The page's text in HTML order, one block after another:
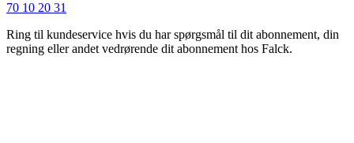
70 10 20 31
Ring til kundeservice hvis du har spørgsmål til dit abonnement, din
regning eller andet vedrørende dit abonnement hos Falck.